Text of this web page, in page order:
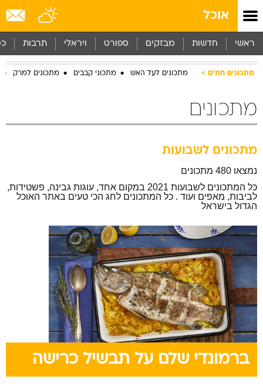
אוכל
ראשי חדשות מבזקים ספורט ויראלי תרבות
מתכונים חמים מתכונים לעל האש מתכוני קבבים מתכונים למרק
מתכונים
מתכונים לשבועות
נמצאו 480 מתכונים
כל המתכונים לשבועות 2021 במקום אחד, עוגות גבינה, פשטידות,
לביבות, מאפים ועוד . כל המתכונים לחג הכי טעים באתר האוכל
הגדול בישראל
ברמונדי שלם על תבשיל כרישה